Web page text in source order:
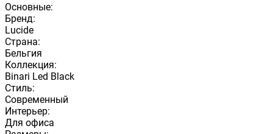
Основные:
Бренд:
Lucide
Страна:
Бельгия
Коллекция:
Binari Led Black
Стиль:
Современный
Интерьер:
Для офиса